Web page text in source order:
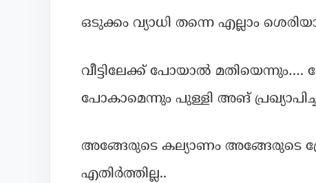
ഒടുക്കം വ്യാധി തന്നെ എല്ലാം
വീട്ടിലേക്ക് പോയാൽ മതിയെന്നും….
പോകാമെന്നും പുള്ളി അങ്
അങ്ങേരുടെ കല്യാണം അങ്ങേരുടെ
എതിർത്തില്ല..